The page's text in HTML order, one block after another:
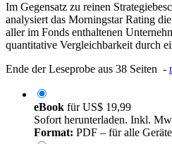
Im Gegensatz zu reinen
analysiert das Morningstar Rating
aller im Fonds enthaltenen
quantitative Vergleichbarkeit durch
Ende der Leseprobe aus 38 Seiten -
eBook fürUS$ 19,99
Sofort herunterladen. Inkl.
Format: PDF – für alle Geräte